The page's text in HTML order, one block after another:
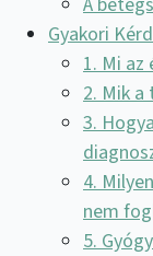
Gyakori
1. Mi
2. Mik a
3.
4.
nem
5.